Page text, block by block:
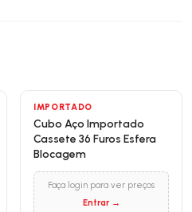
IMPORTADO
Cubo Aço Importado
Cassete 36 Furos Esfera
Blocagem
Faça login para ver preços
Entrar →